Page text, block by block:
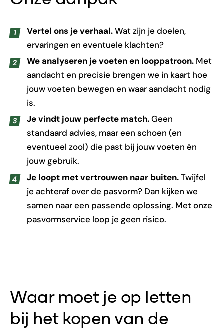
Vertel ons je verhaal.Wat zijn je doelen,
ervaringen en eventuele klachten?
We analyseren je voeten en looppatroon.Met
aandacht en precisie brengen we in kaart hoe
jouw voeten bewegen en waar aandacht nodig
is.
Je vindt jouw perfecte match.Geen
standaard advies, maar een schoen (en
eventueel zool) die past bij jouw voeten én
jouw gebruik.
Je loopt met vertrouwen naar buiten.Twijfel
je achteraf over de pasvorm? Dan kijken we
samen naar een passende oplossing. Met onze
pasvormserviceloop je geen risico.
Waar moet je op letten
bij het kopen van de